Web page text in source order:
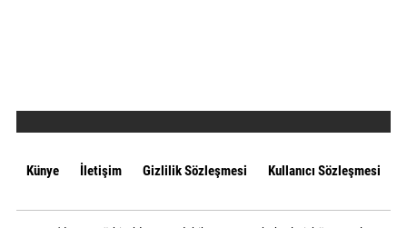
Künye İletişim Gizlilik Sözleşmesi Kullanıcı Sözleşmesi